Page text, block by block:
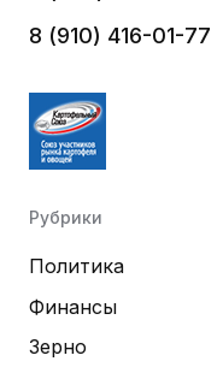
8 (910) 416-01-77
Рубрики
Политика
Финансы
Зерно